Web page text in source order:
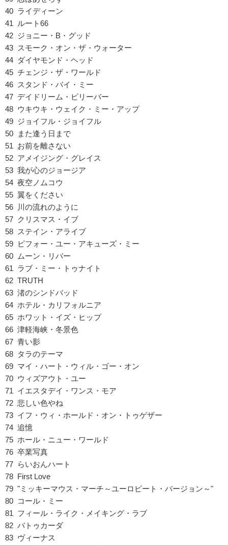
40 ライディーン
41 ルート66
42 ジョニー・B・グッド
43 スモーク・オン・ザ・ウォーター
44 ダイヤモンド・ヘッド
45 チェンジ・ザ・ワールド
46 スタンド・バイ・ミー
47 デイドリーム・ビリーバー
48 ウキウキ・ウェイク・ミー・アップ
49 ジョイフル・ジョイフル
50 また逢う日まで
51 お前を離さない
52 アメイジング・グレイス
53 我が心のジョージア
54 夜空ノムコウ
55 翼をください
56 川の流れのように
57 クリスマス・イブ
58 ステイン・アライブ
59 ビフォー・ユー・アキューズ・ミー
60 ムーン・リバー
61 ラブ・ミー・トゥナイト
62 TRUTH
63 渚のシンドバッド
64 ホテル・カリフォルニア
65 ホワット・イズ・ヒップ
66 津軽海峡・冬景色
67 青い影
68 タラのテーマ
69 マイ・ハート・ウィル・ゴー・オン
70 ウィズアウト・ユー
71 イエスタデイ・ワンス・モア
72 悲しい色やね
73 イフ・ウィ・ホールド・オン・トゥゲザー
74 追憶
75 ホール・ニュー・ワールド
76 卒業写真
77 らいおんハート
78 First Love
79 "ミッキーマウス・マーチ～ユーロビート・バージョン～"
80 コール・ミー
81 フィール・ライク・メイキング・ラブ
82 バトゥカーダ
83 ヴィーナス